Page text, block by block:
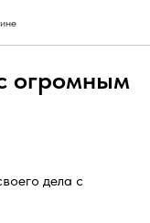
огромным
дела с